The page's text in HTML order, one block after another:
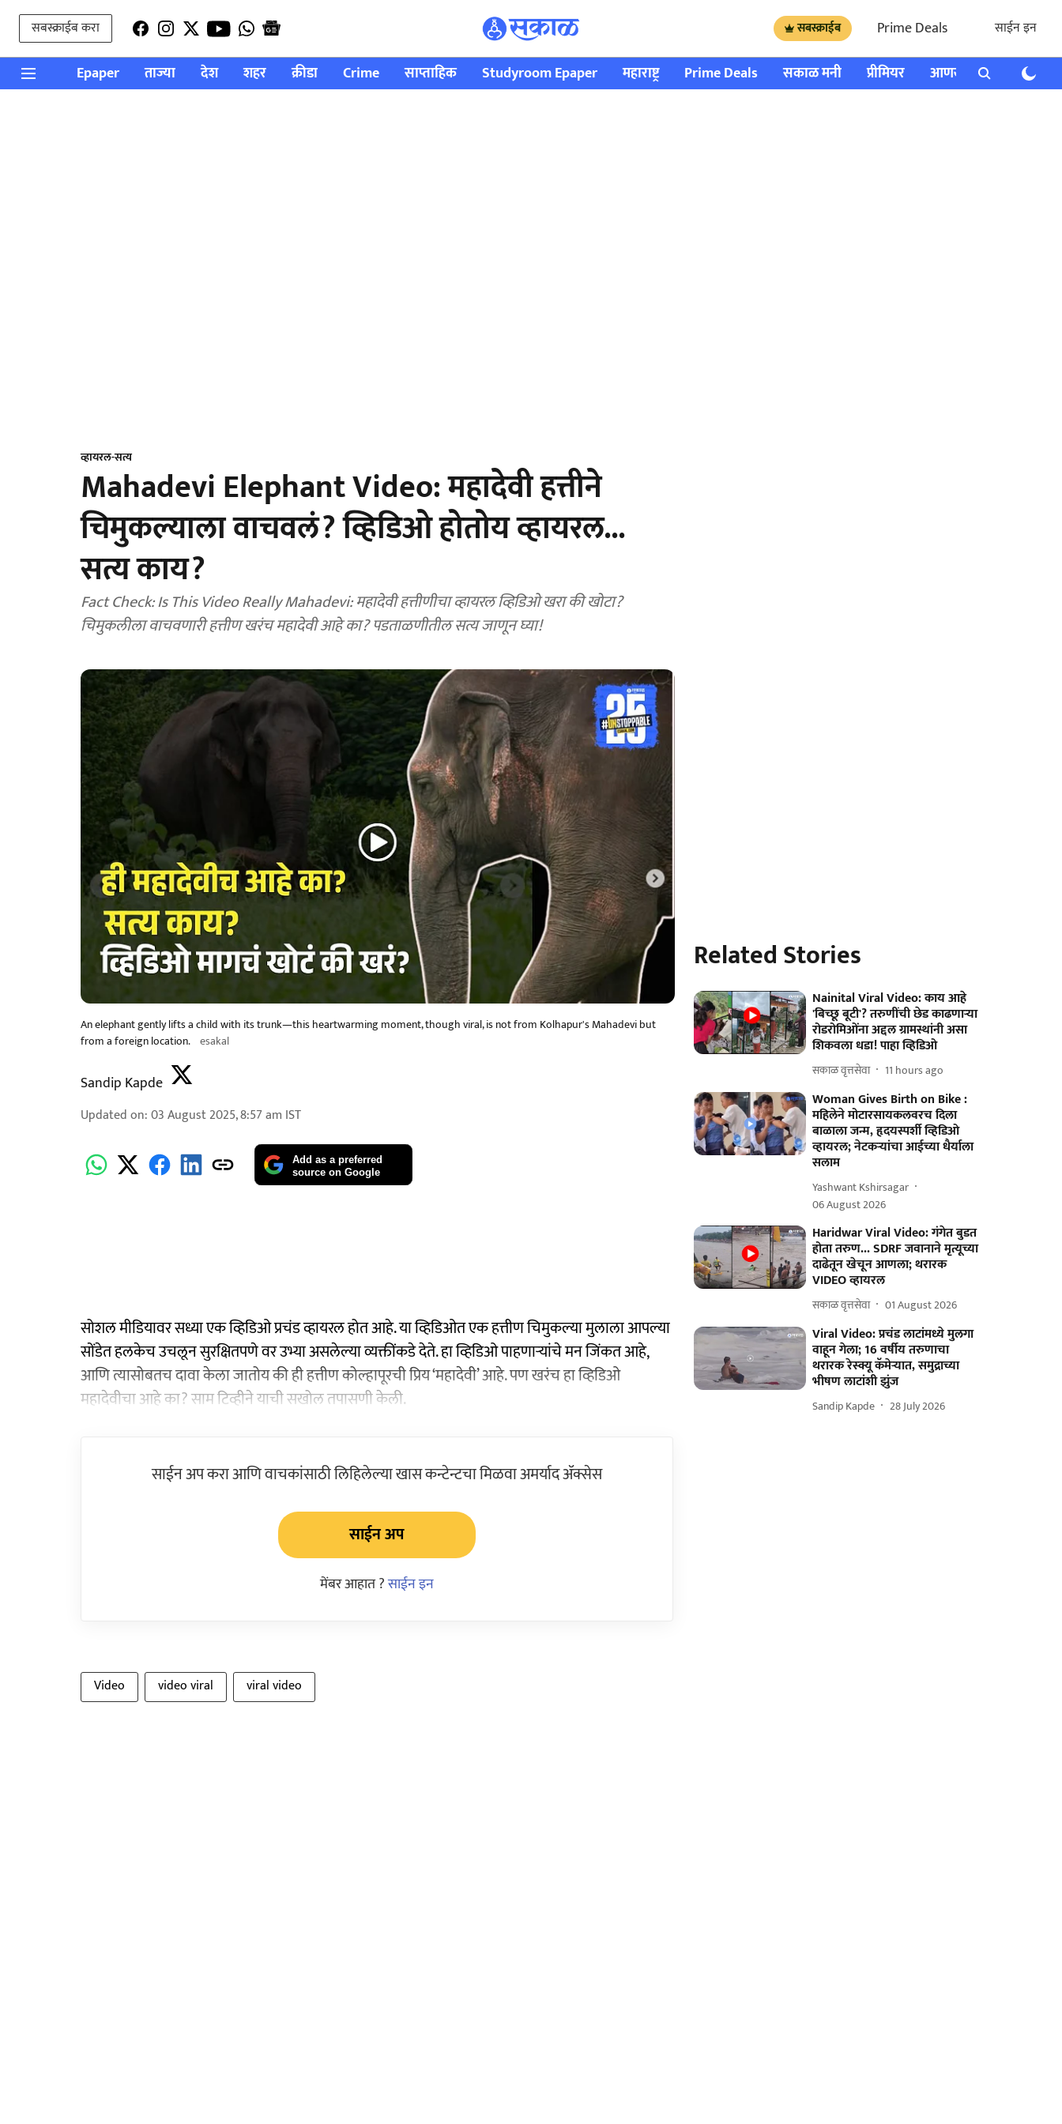
सबस्क्राईब करा सबस्क्राईब Prime Deals साईन इन
Epaper ताज्या देश शहर क्रीडा Crime साप्ताहिक Studyroom Epaper महाराष्ट्र Prime Deals सकाळ मनी प्रीमियर आणखी राशी भविष्य
व्हायरल-सत्य
Mahadevi Elephant Video: महादेवी हत्तीने
चिमुकल्याला वाचवलं? व्हिडिओ होतोय व्हायरल...
सत्य काय?
Fact Check: Is This Video Really Mahadevi: महादेवी हत्तीणीचा व्हायरल व्हिडिओ खरा की खोटा?
चिमुकलीला वाचवणारी हत्तीण खरंच महादेवी आहे का? पडताळणीतील सत्य जाणून घ्या!
An elephant gently lifts a child with its trunk—this heartwarming moment, though viral, is not from Kolhapur's Mahadevi but
from a foreign location. esakal
Sandip Kapde
Updated on:03 August 2025, 8:57 am IST
Add as a preferred
source on Google
सोशल मीडियावर सध्या एक व्हिडिओ प्रचंड व्हायरल होत आहे. या व्हिडिओत एक हत्तीण चिमुकल्या मुलाला आपल्या
सोंडेत हलकेच उचलून सुरक्षितपणे वर उभ्या असलेल्या व्यक्तींकडे देते. हा व्हिडिओ पाहणाऱ्यांचे मन जिंकत आहे,
आणि त्यासोबतच दावा केला जातोय की ही हत्तीण कोल्हापूरची प्रिय ‘महादेवी’ आहे. पण खरंच हा व्हिडिओ
महादेवीचा आहे का? साम टिव्हीने याची सखोल तपासणी केली.
साईन अप करा आणि वाचकांसाठी लिहिलेल्या खास कन्टेन्टचा मिळवा अमर्याद ॲक्सेस
साईन अप
मेंबर आहात ?साईन इन
Video video viral viral video
Related Stories
Nainital Viral Video: काय आहे
'बिच्छू बूटी'? तरुणींची छेड काढणाऱ्या
रोडरोमिओंना अद्दल ग्रामस्थांनी असा
शिकवला धडा! पाहा व्हिडिओ
सकाळ वृत्तसेवा 11 hours ago
Woman Gives Birth on Bike :
महिलेने मोटारसायकलवरच दिला
बाळाला जन्म, हृदयस्पर्शी व्हिडिओ
व्हायरल; नेटकऱ्यांचा आईच्या धैर्याला
सलाम
Yashwant Kshirsagar
06 August 2026
Haridwar Viral Video: गंगेत बुडत
होता तरुण... SDRF जवानाने मृत्यूच्या
दाढेतून खेचून आणला; थरारक
VIDEO व्हायरल
सकाळ वृत्तसेवा 01 August 2026
Viral Video: प्रचंड लाटांमध्ये मुलगा
वाहून गेला; 16 वर्षीय तरुणाचा
थरारक रेस्क्यू कॅमेऱ्यात, समुद्राच्या
भीषण लाटांशी झुंज
Sandip Kapde 28 July 2026